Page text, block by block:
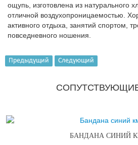
ощупь, изготовлена из натурального
отличной воздухопроницаемостью.
активного отдыха, занятий спортом,
повседневного ношения.
Предыдущий Следующий
БАНДАНА СИНИЙ